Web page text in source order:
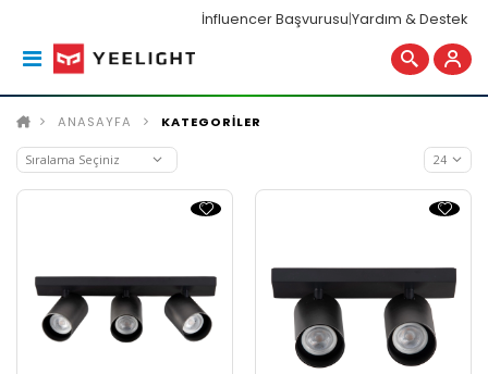
İnfluencer Başvurusu|Yardım & Destek
ANASAYFA KATEGORİLER